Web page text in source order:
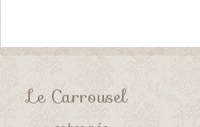
Le Carrousel